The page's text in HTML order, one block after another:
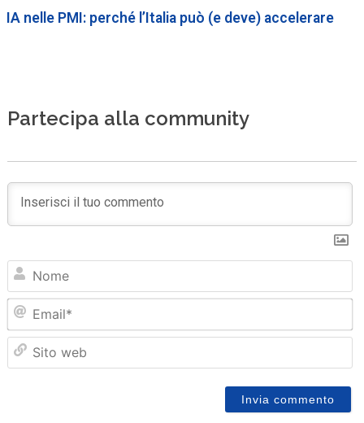
IA nelle PMI: perché l’Italia può (e deve) accelerare
Partecipa alla community